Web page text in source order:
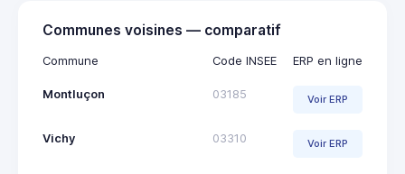
Communes voisines — comparatif
Commune Code INSEE ERP en ligne
Montluçon 03185 Voir ERP
Vichy 03310 Voir ERP